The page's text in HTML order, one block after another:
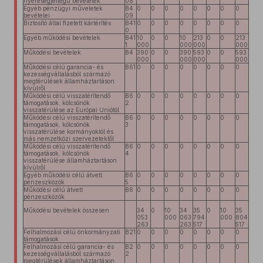
Egyéb pénzügyi műveletek
bevételei
B4
09
0 0 0 0 0 0 0 0
Biztosító által fizetett kártérítés
B41
0
0 0 0 0 0 0 0 0
Egyéb működési bevételek
B41
1
10
000
0 0
10
000
213
000
0 0
213
000
Működési bevételek
B4 390
000
0 0
390
000
593
000
0 0
593
000
Működési célú garancia- és
kezességvállalásból származó
megtérülések államháztartáson
kívülről
B61 0 0 0 0 0 0 0 0
Működési célú visszatérítendő
támogatások, kölcsönök
visszatérülése az Európai Uniótól
B6
2
0 0 0 0 0 0 0 0
Működési célú visszatérítendő
támogatások, kölcsönök
visszatérülése kormányoktól és
más nemzetközi szervezetektől
B6
3
0 0 0 0 0 0 0 0
Működési célú visszatérítendő
támogatások, kölcsönök
visszatérülése államháztartáson
kívülről
B6
4
0 0 0 0 0 0 0 0
Egyéb működési célú átvett
pénzeszközök
B6
5
0 0 0 0 0 0 0 0
Működési célú átvett
pénzeszközök
B6 0 0 0 0 0 0 0 0
Működési bevételek összesen
34
053
263
0
10
000
34
063
263
35
794
517
0
10
000
35
804
517
Felhalmozási célú önkormányzati
támogatások
B21 0 0 0 0 0 0 0 0
Felhalmozási célú garancia- és
kezességvállalásból származó
megtérülések államháztartáson
B2
2
0 0 0 0 0 0 0 0